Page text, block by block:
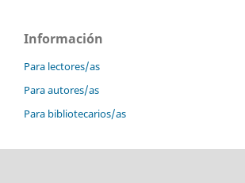
Información
Para lectores/as
Para autores/as
Para bibliotecarios/as